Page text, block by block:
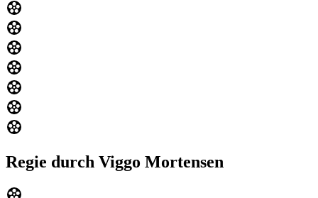
Regie durch Viggo Mortensen